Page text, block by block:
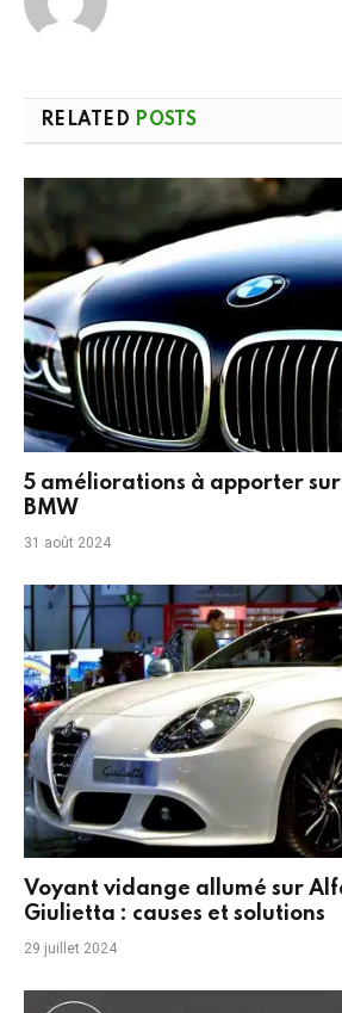
RELATED POSTS
5 améliorations à apporter
BMW
31 août 2024
Voyant vidange allumé sur
Giulietta : causes et solutions
29 juillet 2024